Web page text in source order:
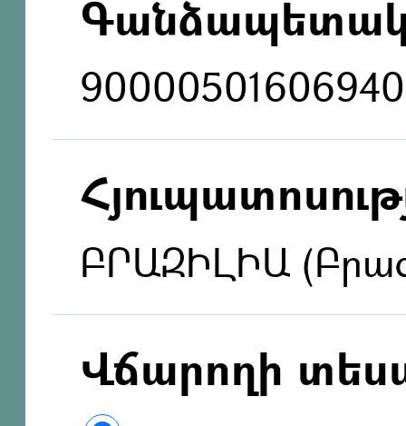
ԲՐԱԶԻԼԻԱ
Վճարողի